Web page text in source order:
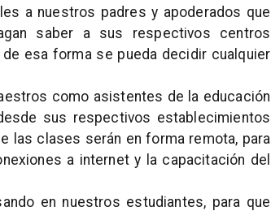
a nuestros padres y apoderados que
saber a sus respectivos centros
esa forma se pueda decidir cualquier
como asistentes de la educación
sus respectivos establecimientos
las clases serán en forma remota, para
a internet y la capacitación del
en nuestros estudiantes, para que